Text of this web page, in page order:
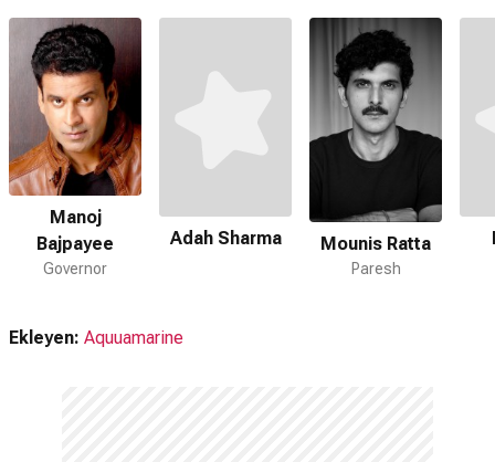
Manoj
Bajpayee
Governor
Adah Sharma Mounis Ratta
Paresh
Ekleyen: Aquuamarine